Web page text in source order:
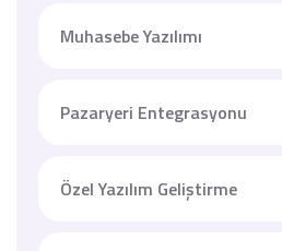
Muhasebe Yazılımı
Pazaryeri Entegrasyonu
Özel Yazılım Geliştirme